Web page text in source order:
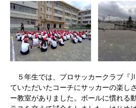
５年生では、プロサッカークラブ『
ていただいたコーチにサッカーの楽し
ー教室がありました。ボールに慣れる